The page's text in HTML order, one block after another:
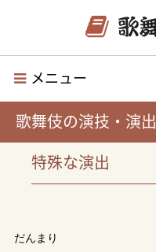
メニュー
歌舞伎の演技・演出
特殊な演出
だんまり